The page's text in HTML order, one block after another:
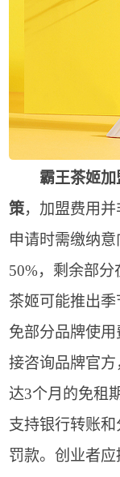
霸王茶姬
策，加盟费用并
申请时需缴纳
50%，剩余部
茶姬可能推出
免部分品牌使
接咨询品牌官
达3个月的免租
支持银行转账
罚款。创业者